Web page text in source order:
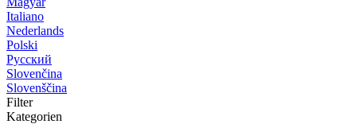
Italiano
Nederlands
Polski
Русский
Slovenčina
Slovenščina
Filter
Kategorien